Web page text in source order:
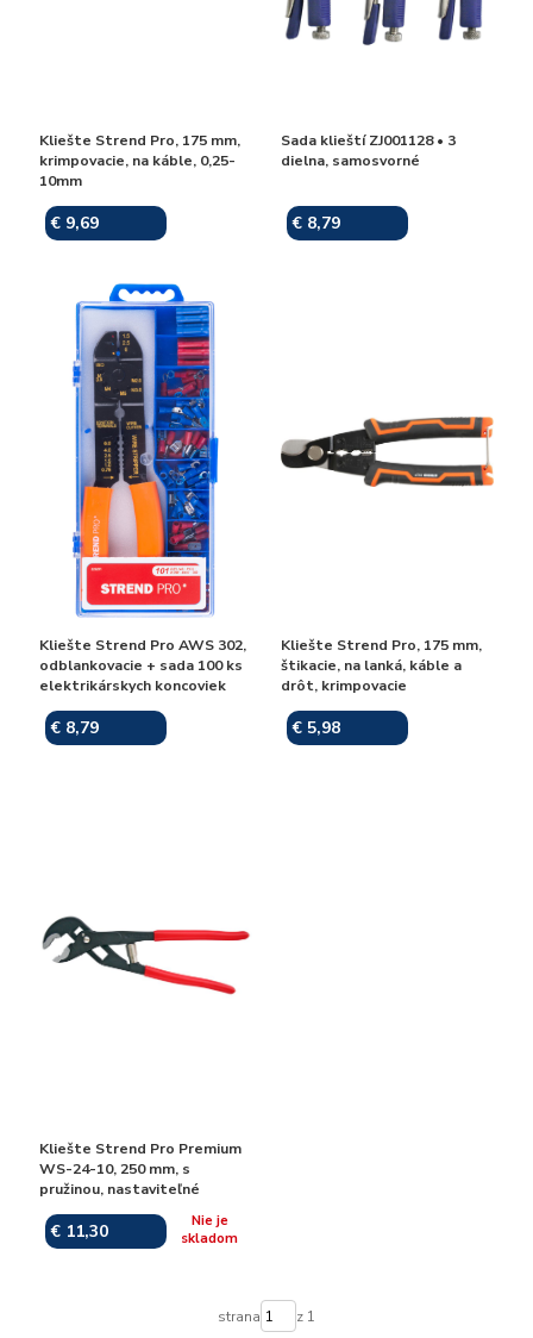
Kliešte Strend Pro, 175 mm,
krimpovacie, na káble, 0,25-
10mm
€ 9,69
Sada klieští ZJ001128 • 3
dielna, samosvorné
€ 8,79
Kliešte Strend Pro AWS 302,
odblankovacie + sada 100 ks
elektrikárskych koncoviek
€ 8,79
Kliešte Strend Pro, 175 mm,
štikacie, na lanká, káble a
drôt, krimpovacie
€ 5,98
Kliešte Strend Pro Premium
WS-24-10, 250 mm, s
pružinou, nastaviteľné
€ 11,30
Nie je
skladom
strana z 1